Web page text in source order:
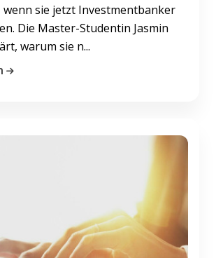
wenn sie jetzt Investmentbanker
Die Master-Studentin Jasmin
warum sie n...